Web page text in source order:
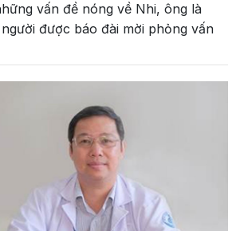
vấn đề nóng về Nhi, ông là
được báo đài mời phỏng vấn